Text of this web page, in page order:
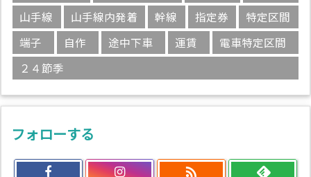
山手線
山手線内発着 幹線 指定券
特定区間
端子
自作 途中下車 運賃
電車特定区間
２４節季
フォローする
